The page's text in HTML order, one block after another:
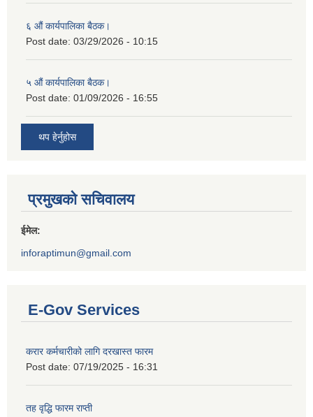
६ औं कार्यपालिका बैठक।
Post date: 03/29/2026 - 10:15
५ औं कार्यपालिका बैठक।
Post date: 01/09/2026 - 16:55
थप हेर्नुहोस
प्रमुखको सचिवालय
ईमेल:
inforaptimun@gmail.com
E-Gov Services
करार कर्मचारीको लागि दरखास्त फारम
Post date: 07/19/2025 - 16:31
तह वृद्धि फारम राप्ती